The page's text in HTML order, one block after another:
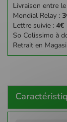
Livraison entre le
Mondial Relay :
Lettre suivie : 4€
So Colissimo à
Retrait en